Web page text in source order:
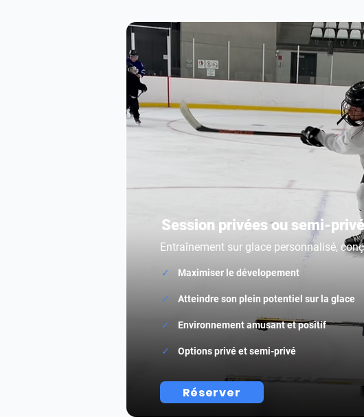
Session privées ou semi-
Entraînement sur glace personnalisé,
✓ Maximiser le dévelopement
✓ Atteindre son plein potentiel sur la glace
✓ Environnement amusant et positif
✓ Options privé et semi-privé
Réserver